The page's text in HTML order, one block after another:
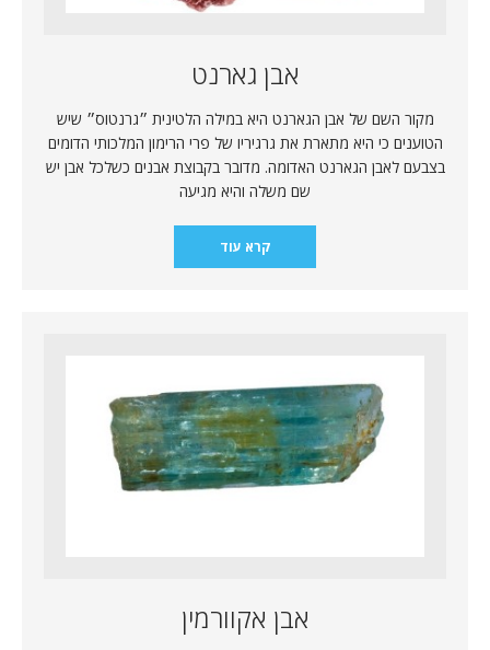
אבן גארנט
מקור השם של אבן הגארנט היא במילה הלטינית ״גרנטוס״ שיש
הטוענים כי היא מתארת את גרגיריו של פרי הרימון המלכותי הדומים
בצבעם לאבן הגארנט האדומה. מדובר בקבוצת אבנים כשלכל אבן יש
שם משלה והיא מגיעה
קרא עוד
אבן אקוורמין